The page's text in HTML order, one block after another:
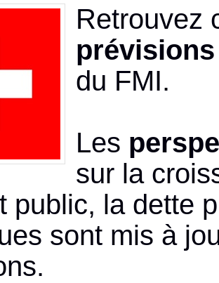
Retrouvez
du FMI.
Les
sur la
public, la dette
sont mis à